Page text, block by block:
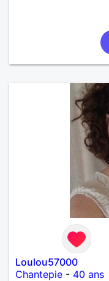
Loulou57000
Chantepie - 40 ans